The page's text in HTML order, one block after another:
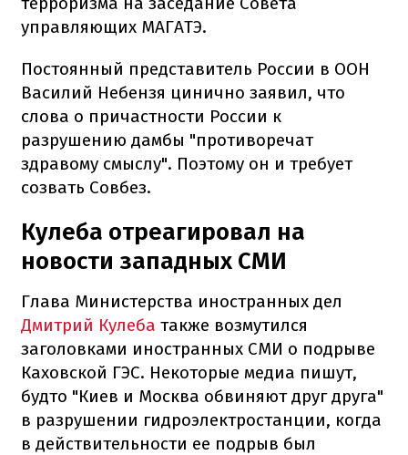
управляющих МАГАТЭ.
Постоянный представитель России в ООН
Василий Небензя цинично заявил, что
слова о причастности России к
разрушению дамбы "противоречат
здравому смыслу". Поэтому он и требует
созвать Совбез.
Кулеба отреагировал на
новости западных СМИ
Глава Министерства иностранных дел
Дмитрий Кулеба также возмутился
заголовками иностранных СМИ о подрыве
Каховской ГЭС. Некоторые медиа пишут,
будто "Киев и Москва обвиняют друг друга"
в разрушении гидроэлектростанции, когда
в действительности ее подрыв был